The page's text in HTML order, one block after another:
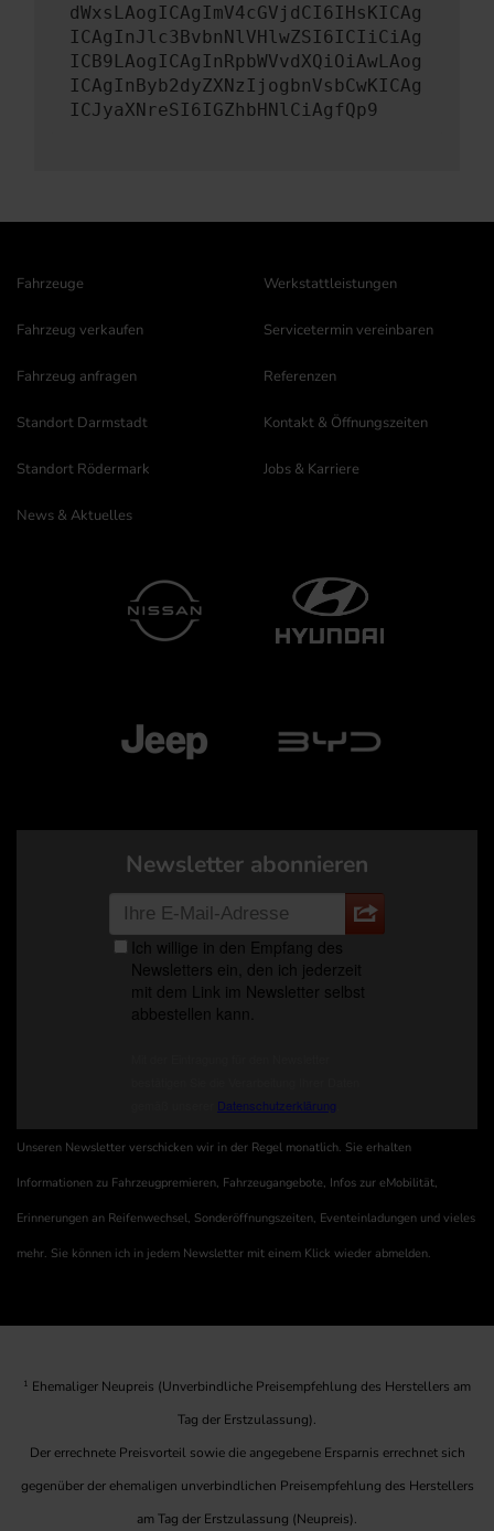
dWxsLAogICAgImV4cGVjdCI6IHsKICAg
ICAgInJlc3BvbnNlVHlwZSI6ICIiCiAg
ICB9LAogICAgInRpbWVvdXQiOiAwLAog
ICAgInByb2dyZXNzIjogbnVsbCwKICAg
ICJyaXNreSI6IGZhbHNlCiAgfQp9
Fahrzeuge
Fahrzeug verkaufen
Fahrzeug anfragen
Werkstattleistungen
Servicetermin vereinbaren
Referenzen
Standort Darmstadt
Standort Rödermark
News & Aktuelles
Kontakt & Öffnungszeiten
Jobs & Karriere
Newsletter abonnieren
Unseren Newsletter verschicken wir in der Regel monatlich. Sie erhalten
Informationen zu Fahrzeugpremieren, Fahrzeugangebote, Infos zur eMobilität,
Erinnerungen an Reifenwechsel, Sonderöffnungszeiten, Eventeinladungen und vieles
mehr. Sie können ich in jedem Newsletter mit einem Klick wieder abmelden.
1 Ehemaliger Neupreis (Unverbindliche Preisempfehlung des Herstellers am
Tag der Erstzulassung).
Der errechnete Preisvorteil sowie die angegebene Ersparnis errechnet sich
gegenüber der ehemaligen unverbindlichen Preisempfehlung des Herstellers
am Tag der Erstzulassung (Neupreis).